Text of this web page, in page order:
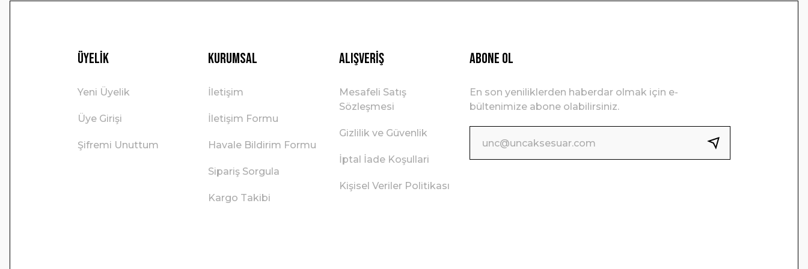
Üyelik
Yeni Üyelik
Üye Girişi
Şifremi Unuttum
Kurumsal
İletişim
İletişim Formu
Havale Bildirim Formu
Sipariş Sorgula
Kargo Takibi
Alışveriş
Mesafeli Satış
Sözleşmesi
Gizlilik ve Güvenlik
İptal İade Koşullari
Kişisel Veriler Politikası
ABONE OL
En son yeniliklerden haberdar olmak için e-
bültenimize abone olabilirsiniz.